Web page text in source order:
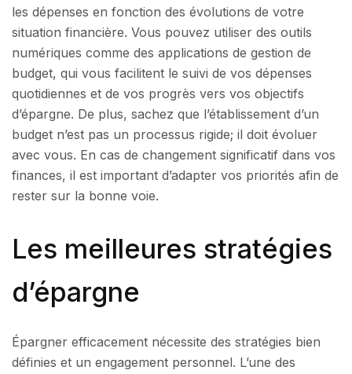
les dépenses en fonction des évolutions de votre
situation financière. Vous pouvez utiliser des outils
numériques comme des applications de gestion de
budget, qui vous facilitent le suivi de vos dépenses
quotidiennes et de vos progrès vers vos objectifs
d’épargne. De plus, sachez que l’établissement d’un
budget n’est pas un processus rigide; il doit évoluer
avec vous. En cas de changement significatif dans vos
finances, il est important d’adapter vos priorités afin de
rester sur la bonne voie.
Les meilleures stratégies
d’épargne
Épargner efficacement nécessite des stratégies bien
définies et un engagement personnel. L’une des